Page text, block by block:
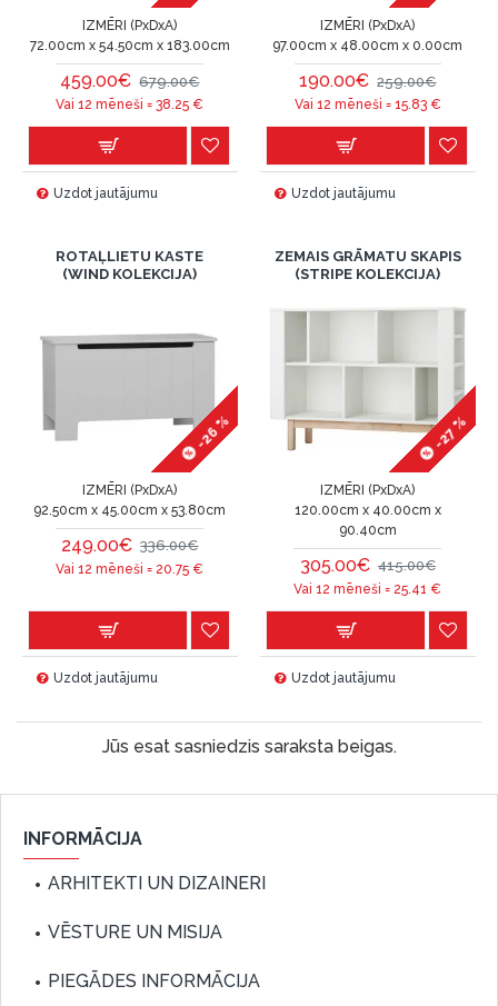
IZMĒRI (PxDxA)
72.00cm x 54.50cm x 183.00cm
459.00€ 679.00€
Vai 12 mēneši =38.25 €
Uzdot jautājumu
IZMĒRI (PxDxA)
97.00cm x 48.00cm x 0.00cm
190.00€ 259.00€
Vai 12 mēneši = 15.83€
Uzdot jautājumu
ROTAĻLIETU KASTE
(WIND KOLEKCIJA)
-26 %
IZMĒRI (PxDxA)
92.50cm x 45.00cm x 53.80cm
249.00€ 336.00€
Vai 12 mēneši =20.75 €
Uzdot jautājumu
ZEMAIS GRĀMATU SKAPIS
(STRIPE KOLEKCIJA)
-27 %
IZMĒRI (PxDxA)
120.00cm x 40.00cm x
90.40cm
305.00€ 415.00€
Vai 12 mēneši =25.41 €
Uzdot jautājumu
Jūs esat sasniedzis saraksta beigas.
INFORMĀCIJA
ARHITEKTI UN DIZAINERI
VĒSTURE UN MISIJA
PIEGĀDES INFORMĀCIJA